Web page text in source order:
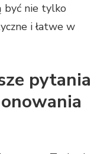
być nie tylko
i łatwe w
pytania